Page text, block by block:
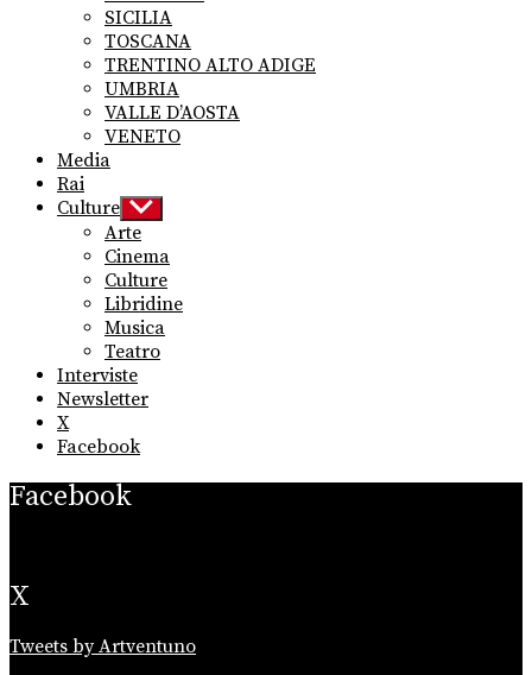
SICILIA
TOSCANA
TRENTINO ALTO ADIGE
UMBRIA
VALLE D’AOSTA
VENETO
Media
Rai
Culture Show
sub
menu
Arte
Cinema
Culture
Libridine
Musica
Teatro
Interviste
Newsletter
X
Facebook
Facebook
X
Tweets by Artventuno